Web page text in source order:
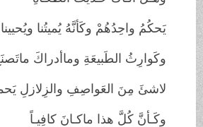
يَحكُمُ واحِدُهُمْ وكَأنَّهُ يُميتُنا ويُحيينا
وكَوارِثُ الطَبيعَةِ وماأدراكَ ماتَصنَعْ
لاشئَ مِنَ العَواصِفِ والزِلازلِ يَحمينا
وكَـأنَّ كُلَّ هذا ماكـانَ كافِيـاً